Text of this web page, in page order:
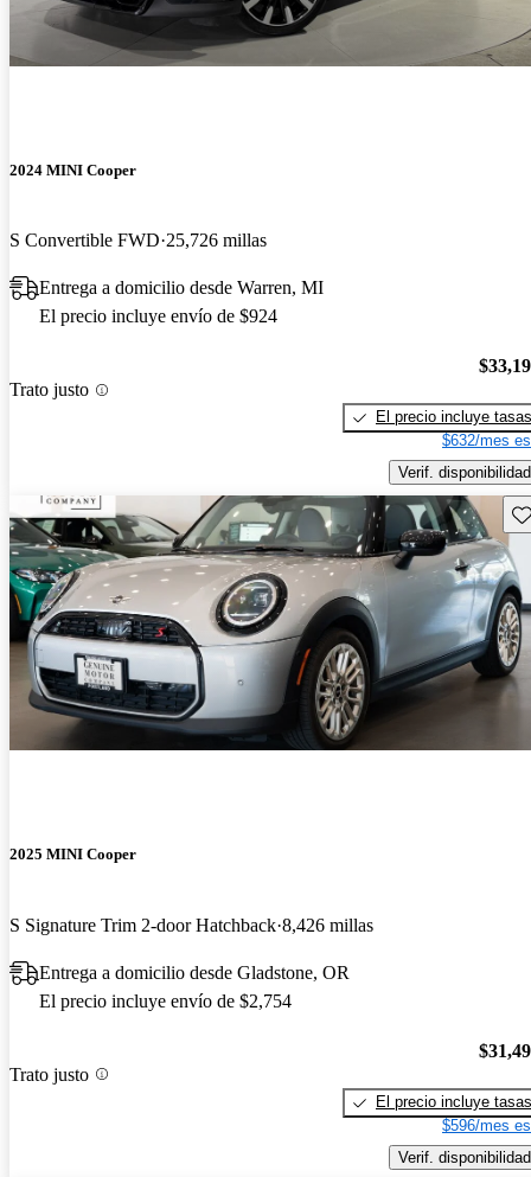
2024 MINI Cooper
S Convertible FWD 25,726 millas
Entrega a domicilio desde Warren, MI
El precio incluye envío de $924
Trato justo
El precio incluye tasas
$632/mes
Verif. disponibilidad
2025 MINI Cooper
S Signature Trim 2-door Hatchback 8,426 millas
Entrega a domicilio desde Gladstone, OR
El precio incluye envío de $2,754
Trato justo
El precio incluye tasas
$596/mes
Verif. disponibilidad